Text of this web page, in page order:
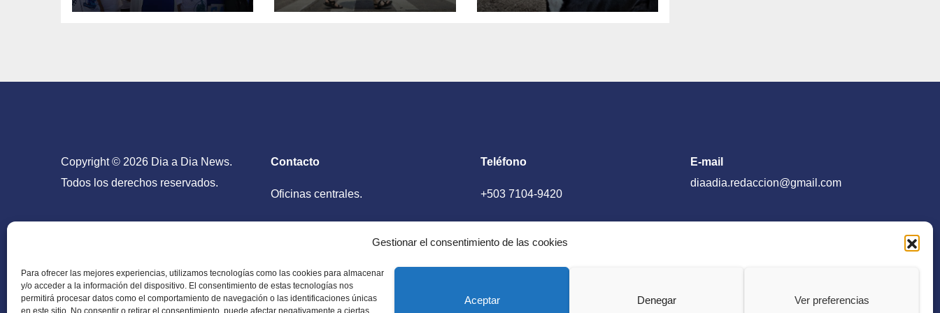
Gestionar el consentimiento de las cookies
Para ofrecer las mejores experiencias, utilizamos tecnologías como las cookies para almacenar
y/o acceder a la información del dispositivo. El consentimiento de estas tecnologías nos
permitirá procesar datos como el comportamiento de navegación o las identificaciones únicas
en este sitio. No consentir o retirar el consentimiento, puede afectar negativamente a ciertas
Aceptar Denegar Ver preferencias
acerca sin
amplias zonas de
familias
Perro Mestizo
Copyright © 2026 Dia a Dia News.
Todos los derechos reservados.
Contacto
Oficinas centrales.
Teléfono
+503 7104-9420
E-mail
diaadia.redaccion@gmail.com